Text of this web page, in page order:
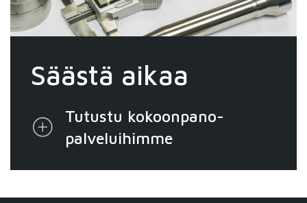
Säästä aikaa
Tutustu kokoonpano­
palveluihimme